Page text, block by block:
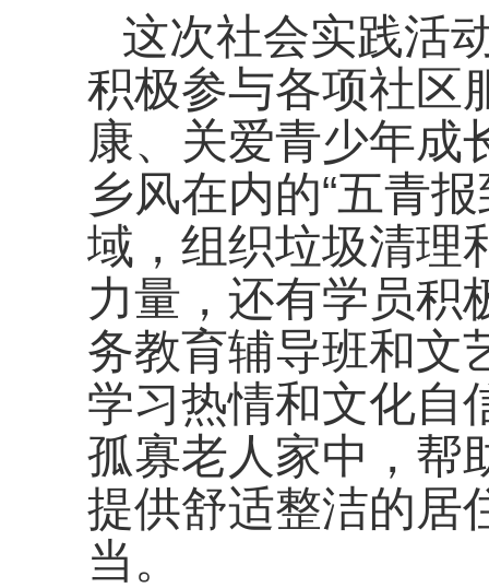
这次社会实践活
积极参与各项社区
康、关爱青少年成
乡风在内的“五青
域，组织垃圾清理
力量，还有学员积
务教育辅导班和文
学习热情和文化自
孤寡老人家中，帮
提供舒适整洁的居
当。